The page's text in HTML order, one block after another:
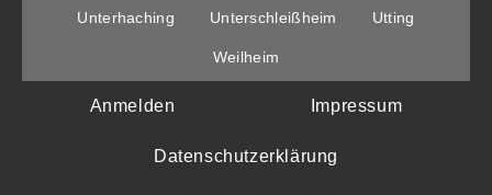
Unterhaching Unterschleißheim Utting
Weilheim
Anmelden Impressum
Datenschutzerklärung